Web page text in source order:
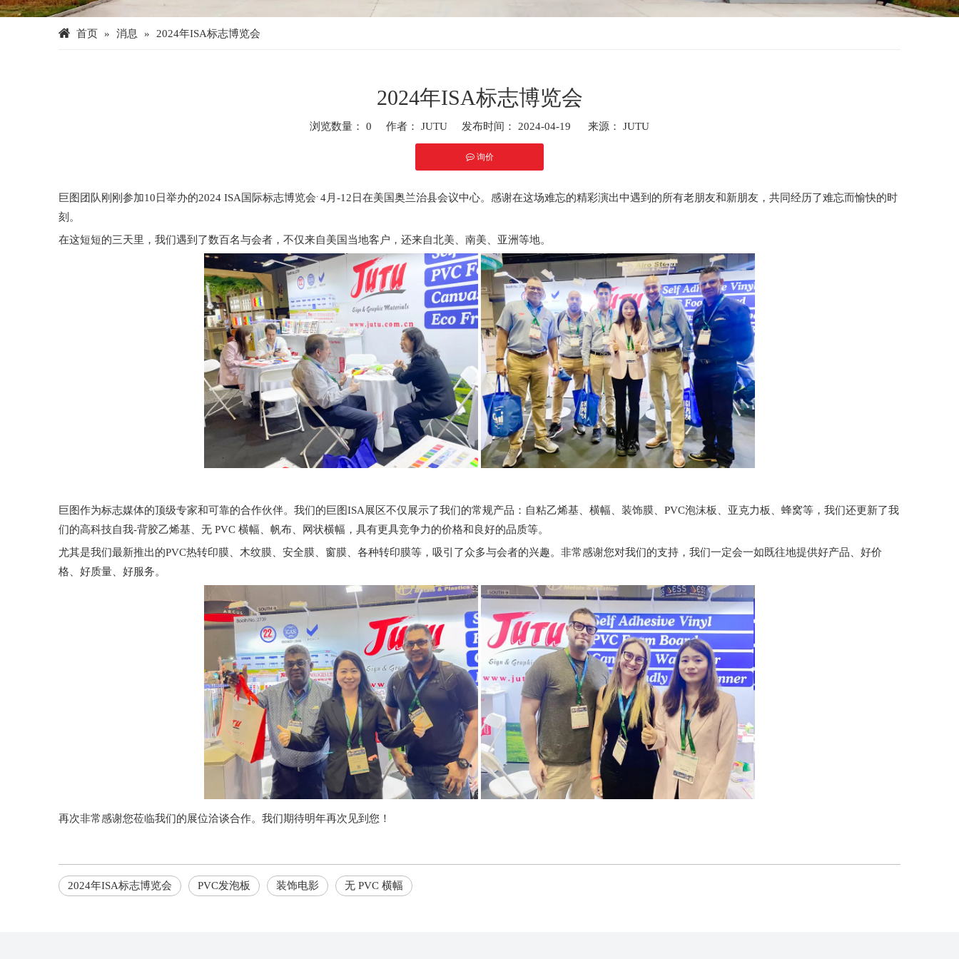
首页 » 消息 » 2024年ISA标志博览会
2024年ISA标志博览会
浏览数量： 0 作者： JUTU 发布时间： 2024-04-19 来源： JUTU
询价
巨图团队刚刚参加10日举办的2024 ISA国际标志博览会. 4月-12日在美国奥兰治县会议中心。感谢在这场难忘的精彩演出中遇到的所有老朋友和新朋友，共同经历了难忘而愉快的时
刻。
在这短短的三天里，我们遇到了数百名与会者，不仅来自美国当地客户，还来自北美、南美、亚洲等地。
巨图作为标志媒体的顶级专家和可靠的合作伙伴。我们的巨图ISA展区不仅展示了我们的常规产品：自粘乙烯基、横幅、装饰膜、PVC泡沫板、亚克力板、蜂窝等，我们还更新了我
们的高科技自我-背胶乙烯基、无 PVC 横幅、帆布、网状横幅，具有更具竞争力的价格和良好的品质等。
尤其是我们最新推出的PVC热转印膜、木纹膜、安全膜、窗膜、各种转印膜等，吸引了众多与会者的兴趣。非常感谢您对我们的支持，我们一定会一如既往地提供好产品、好价
格、好质量、好服务。
再次非常感谢您莅临我们的展位洽谈合作。我们期待明年再次见到您！
2024年ISA标志博览会 PVC发泡板 装饰电影 无 PVC 横幅